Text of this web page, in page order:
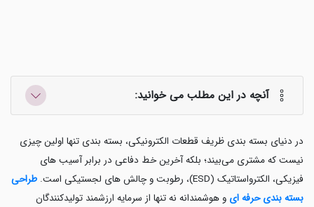
آنچه در این مطلب می خوانید:
در دنیای بسته بندی ظریف قطعات الکترونیکی، بسته بندی تنها اولین چیزی
نیست که مشتری می‌بیند؛ بلکه آخرین خط دفاعی در برابر آسیب های
فیزیکی، الکترواستاتیک (ESD)، رطوبت و چالش های لجستیکی است.
طراحی
بسته بندی حرفه ای و هوشمندانه نه تنها از سرمایه ارزشمند تولیدکنندگان